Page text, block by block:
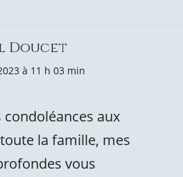
Doucet
à 11 h 03 min
condoléances aux
la famille, mes
vous